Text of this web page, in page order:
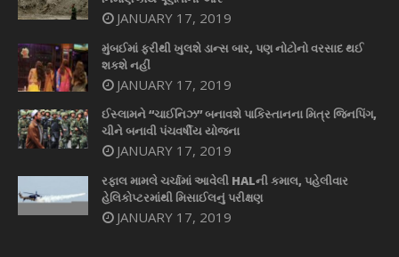
JANUARY 17, 2019
મુંબઈમાં ફરીથી ખુલશે ડાન્સ બાર, પણ નોટોનો વરસાદ થઈ
શકશે નહીં
JANUARY 17, 2019
ઈસ્લામને “ચાઈનિઝ” બનાવશે પાકિસ્તાનના મિત્ર જિનપિંગ,
ચીને બનાવી પંચવર્ષીય યોજના
JANUARY 17, 2019
રફાલ મામલે ચર્ચામાં આવેલી HALની કમાલ, પહેલીવાર
હેલિકોપ્ટરમાંથી મિસાઈલનું પરીક્ષણ
JANUARY 17, 2019